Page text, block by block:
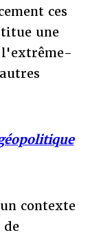
ces
une
contexte